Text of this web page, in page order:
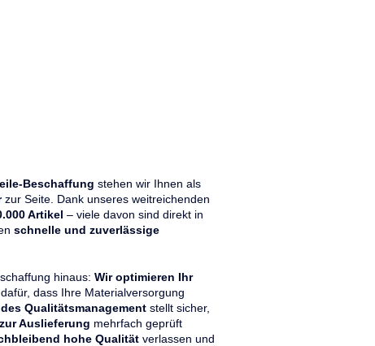
Beschaffung stehen wir Ihnen als
zur Seite. Dank unseres weitreichenden
Artikel – viele davon sind direkt in
schnelle und zuverlässige
hinaus: Wir optimieren Ihr
dass Ihre Materialversorgung
Qualitätsmanagement stellt sicher,
Auslieferung mehrfach geprüft
hohe Qualität verlassen und